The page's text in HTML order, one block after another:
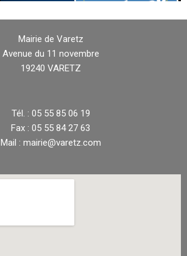
Mairie de Varetz
Avenue du 11 novembre
19240 VARETZ
Tél. : 05 55 85 06 19
Fax : 05 55 84 27 63
Mail : mairie@varetz.com